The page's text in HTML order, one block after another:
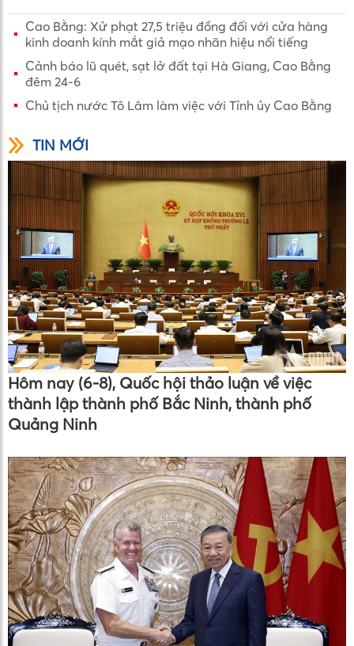
Cao Bằng: Xử phạt 27,5 triệu đồng đối với cửa hàng
kinh doanh kính mắt giả mạo nhãn hiệu nổi tiếng
Cảnh báo lũ quét, sạt lở đất tại Hà Giang, Cao Bằng
đêm 24-6
Chủ tịch nước Tô Lâm làm việc với Tỉnh ủy Cao Bằng
TIN MỚI
Hôm nay (6-8), Quốc hội thảo luận về việc
thành lập thành phố Bắc Ninh, thành phố
Quảng Ninh